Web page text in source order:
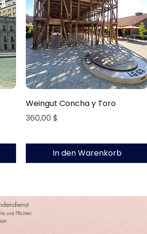
Weingut Concha y Toro
Preis
360,00 $
In den Warenkorb
und Pflichten